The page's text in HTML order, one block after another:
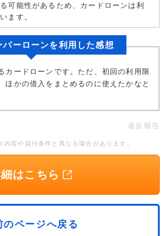
可能性があるため、カードローンは利
ます。
パーローンを利用した感想
カードローンです。ただ、初回の利用限
ほかの借入をまとめるのに使えたかなと
違反報告
容や貸付条件と異なる場合があります。
はこちら
のページへ戻る